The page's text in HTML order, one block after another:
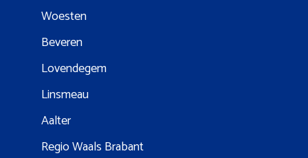
Woesten
Beveren
Lovendegem
Linsmeau
Aalter
Regio Waals Brabant